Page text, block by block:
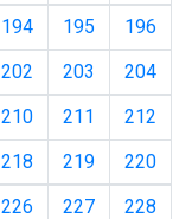
194 195
196
202 203
204
210 211
212
218 219
220
226 227
228